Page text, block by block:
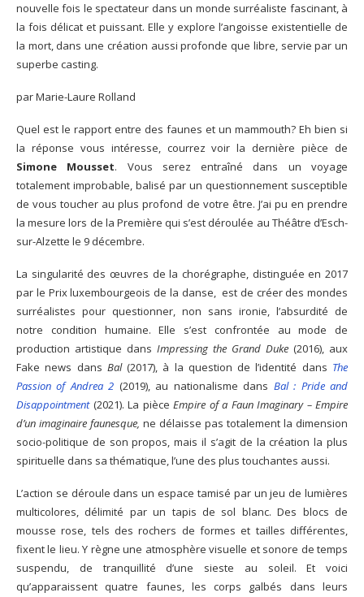
nouvelle fois le spectateur dans un monde surréaliste fascinant, à
la fois délicat et puissant. Elle y explore l’angoisse existentielle de
la mort, dans une création aussi profonde que libre, servie par un
superbe casting.
par Marie-Laure Rolland
Quel est le rapport entre des faunes et un mammouth? Eh bien si
la réponse vous intéresse, courrez voir la dernière pièce de
Simone Mousset. Vous serez entraîné dans un voyage
totalement improbable, balisé par un questionnement susceptible
de vous toucher au plus profond de votre être. J’ai pu en prendre
la mesure lors de la Première qui s’est déroulée au Théâtre d’Esch-
sur-Alzette le 9 décembre.
La singularité des œuvres de la chorégraphe, distinguée en 2017
par le Prix luxembourgeois de la danse, est de créer des mondes
surréalistes pour questionner, non sans ironie, l’absurdité de
notre condition humaine. Elle s’est confrontée au mode de
production artistique dans Impressing the Grand Duke (2016), aux
Fake news dans Bal(2017), à la question de l’identité dans The
Passion of Andrea 2 (2019), au nationalisme dans Bal : Pride and
Disappointment(2021). La pièce Empire of a Faun Imaginary – Empire
d’un imaginaire faunesque, ne délaisse pas totalement la dimension
socio-politique de son propos, mais il s’agit de la création la plus
spirituelle dans sa thématique, l’une des plus touchantes aussi.
L’action se déroule dans un espace tamisé par un jeu de lumières
multicolores, délimité par un tapis de sol blanc. Des blocs de
mousse rose, tels des rochers de formes et tailles différentes,
fixent le lieu. Y règne une atmosphère visuelle et sonore de temps
suspendu, de tranquillité d’une sieste au soleil. Et voici
qu’apparaissent quatre faunes, les corps galbés dans leurs